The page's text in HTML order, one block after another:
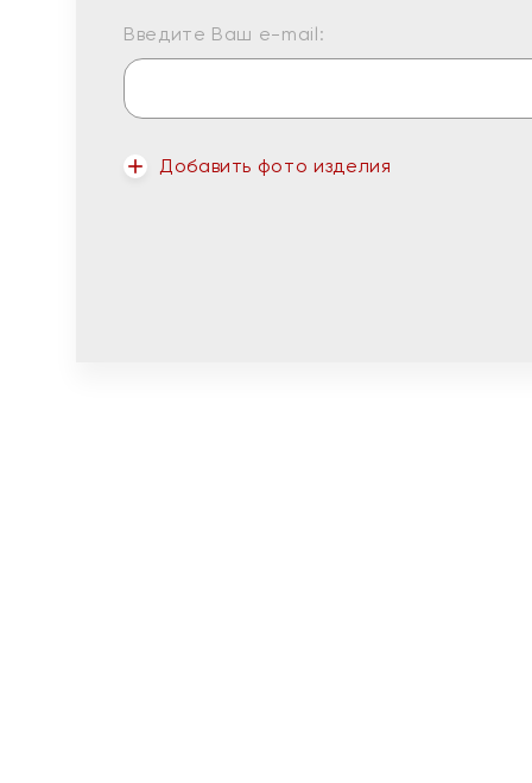
Введите Ваш e-mail:
Добавить фото изделия